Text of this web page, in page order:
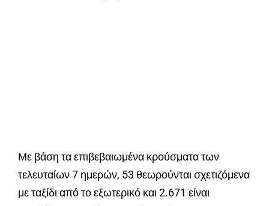
Με βάση τα επιβεβαιωμένα κρούσματα των
τελευταίων 7 ημερών, 53 θεωρούνται σχετιζόμενα
με ταξίδι από το εξωτερικό και 2.671 είναι